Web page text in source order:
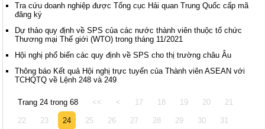
Tra cứu doanh nghiệp được Tổng cục Hải quan Trung Quốc cấp mã
đăng ký
Dự thảo quy định về SPS của các nước thành viên thuộc tổ chức
Thương mại Thế giới (WTO) trong tháng 11/2021
Hội nghị phổ biến các quy định về SPS cho thị trường châu Âu
Thông báo Kết quả Hội nghị trực tuyến của Thành viên ASEAN với
TCHQTQ về Lệnh 248 và 249
Trang 24 trong 68 << < 17 18 19 20 21
22 23 24 25 26 27 28 29 30 31